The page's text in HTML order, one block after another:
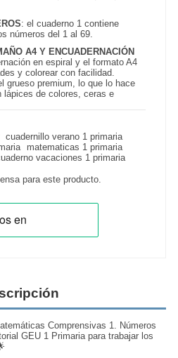
: el cuaderno 1 contiene
números del 1 al 69.
A4 Y ENCUADERNACIÓN
en espiral y el formato A4
y colorear con facilidad.
grueso premium, lo que lo hace
lápices de colores, ceras e
cuadernillo verano 1 primaria
matematicas 1 primaria
vacaciones 1 primaria
para este producto.
Comprensivas 1. Números
GEU 1 Primaria paratrabajar los